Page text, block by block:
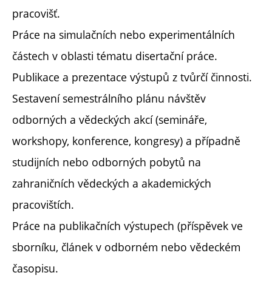
pracovišť.
Práce na simulačních nebo experimentálních
částech v oblasti tématu disertační práce.
Publikace a prezentace výstupů z tvůrčí činnosti.
Sestavení semestrálního plánu návštěv
odborných a vědeckých akcí (semináře,
workshopy, konference, kongresy) a případně
studijních nebo odborných pobytů na
zahraničních vědeckých a akademických
pracovištích.
Práce na publikačních výstupech (příspěvek ve
sborníku, článek v odborném nebo vědeckém
časopisu.